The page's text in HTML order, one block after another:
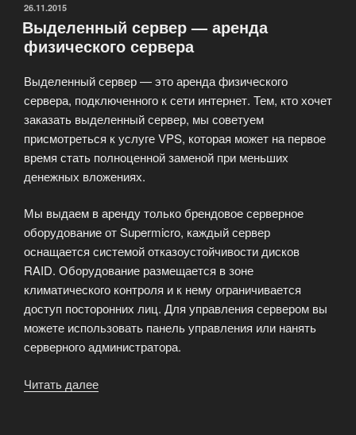
до
100%»
ОПУБЛИКОВАНО
26.11.2015
Выделенный сервер — аренда
физического сервера
Выделенный сервер — это аренда физического
сервера, подключенного к сети интернет. Тем, кто хочет
заказать выделенный сервер, мы советуем
присмотреться к услуге VPS, которая может на первое
время стать полноценной заменой при меньших
денежных вложениях.
Мы выдаем в аренду только брендовое серверное
оборудование от Supermicro, каждый сервер
оснащается системой отказоустойчивости дисков
RAID. Оборудование размещается в зоне
климатического контроля и к нему ограничивается
доступ посторонних лиц. Для управления сервером вы
можете использовать панель управления или нанять
серверного администратора.
Читать далее